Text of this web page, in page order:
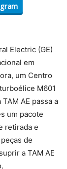
Electric (GE)
em
um Centro
M601
AE passa a
um pacote
retirada e
de
a TAM AE